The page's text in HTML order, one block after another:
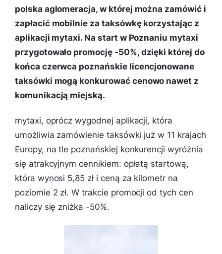
polska aglomeracja, w której można zamówić i
zapłacić mobilnie za taksówkę korzystając z
aplikacji mytaxi. Na start w Poznaniu mytaxi
przygotowało promocję -50%, dzięki której do
końca czerwca poznańskie licencjonowane
taksówki mogą konkurować cenowo nawet z
komunikacją miejską.
mytaxi, oprócz wygodnej aplikacji, która
umożliwia zamówienie taksówki już w 11 krajach
Europy, na tle poznańskiej konkurencji wyróżnia
się atrakcyjnym cennikiem: opłatą startową,
która wynosi 5,85 zł i ceną za kilometr na
poziomie 2 zł. W trakcie promocji od tych cen
naliczy się zniżka -50%.